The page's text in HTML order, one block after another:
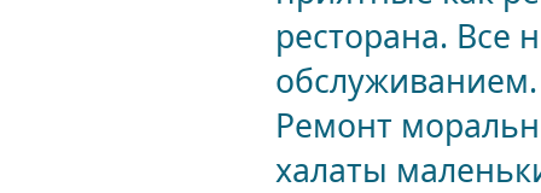
ресторана. Все
обслуживанием.
Ремонт
халаты